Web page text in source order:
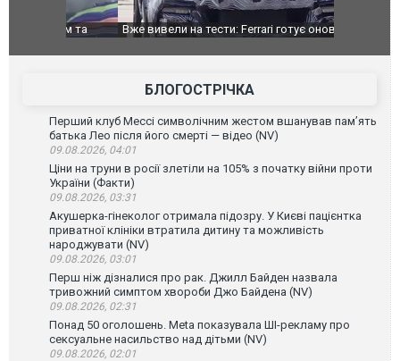
Вже вивели на тести: Ferrari готує оновлення
Вийшов
фільму
БЛОГОСТРІЧКА
Перший клуб Мессі символічним жестом вшанував пам’ять
батька Лео після його смерті — відео (NV)
09.08.2026, 04:01
Ціни на труни в росії злетіли на 105% з початку війни проти
України (Факти)
09.08.2026, 03:31
Акушерка-гінеколог отримала підозру. У Києві пацієнтка
приватної клініки втратила дитину та можливість
народжувати (NV)
09.08.2026, 03:01
Перш ніж дізналися про рак. Джилл Байден назвала
тривожний симптом хвороби Джо Байдена (NV)
09.08.2026, 02:31
Понад 50 оголошень. Meta показувала ШІ-рекламу про
сексуальне насильство над дітьми (NV)
09.08.2026, 02:01